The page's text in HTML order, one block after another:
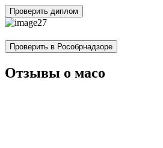
Проверить диплом
Проверить в Рособрнадзоре
Отзывы о масо